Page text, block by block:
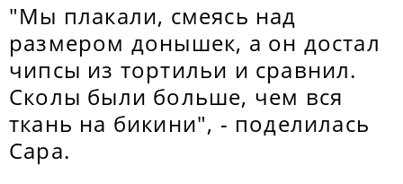
"Мы плакали, смеясь над
размером донышек, а он достал
чипсы из тортильи и сравнил.
Сколы были больше, чем вся
ткань на бикини", - поделилась
Сара.